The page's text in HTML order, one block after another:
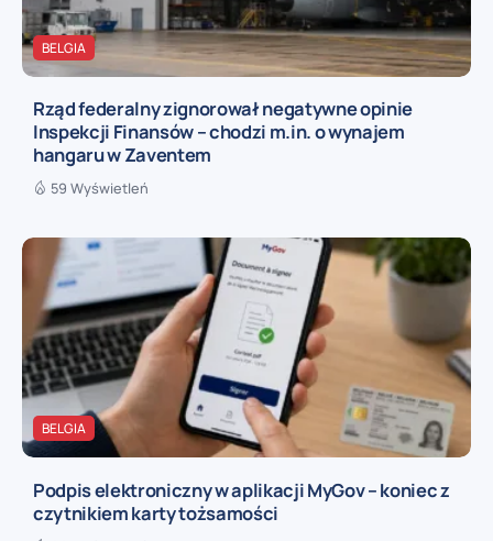
BELGIA
Rząd federalny zignorował negatywne opinie
Inspekcji Finansów – chodzi m.in. o wynajem
hangaru w Zaventem
59 Wyświetleń
BELGIA
Podpis elektroniczny w aplikacji MyGov – koniec z
czytnikiem karty tożsamości